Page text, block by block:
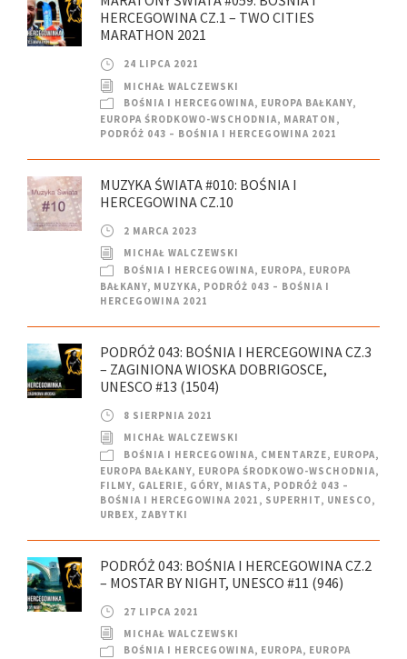
HERCEGOWINA CZ.1 – TWO CITIES
MARATHON 2021
24 LIPCA 2021
MICHAŁ WALCZEWSKI
BOŚNIA I HERCEGOWINA, EUROPA BAŁKANY,
EUROPA ŚRODKOWO-WSCHODNIA, MARATON ,
PODRÓŻ 043 – BOŚNIA I HERCEGOWINA 2021
MUZYKA ŚWIATA #010: BOŚNIA I
HERCEGOWINA CZ.10
2 MARCA 2023
MICHAŁ WALCZEWSKI
BOŚNIA I HERCEGOWINA, EUROPA, EUROPA
BAŁKANY, MUZYKA, PODRÓŻ 043 – BOŚNIA I
HERCEGOWINA 2021
PODRÓŻ 043: BOŚNIA I HERCEGOWINA CZ.3
– ZAGINIONA WIOSKA DOBRIGOSCE,
UNESCO #13 (1504)
8 SIERPNIA 2021
MICHAŁ WALCZEWSKI
BOŚNIA I HERCEGOWINA, CMENTARZE, EUROPA,
EUROPA BAŁKANY, EUROPA ŚRODKOWO-WSCHODNIA,
FILMY, GALERIE, GÓRY, MIASTA, PODRÓŻ 043 –
BOŚNIA I HERCEGOWINA 2021 , SUPERHIT, UNESCO,
URBEX, ZABYTKI
PODRÓŻ 043: BOŚNIA I HERCEGOWINA CZ.2
– MOSTAR BY NIGHT, UNESCO #11 (946)
27 LIPCA 2021
MICHAŁ WALCZEWSKI
BOŚNIA I HERCEGOWINA, EUROPA, EUROPA